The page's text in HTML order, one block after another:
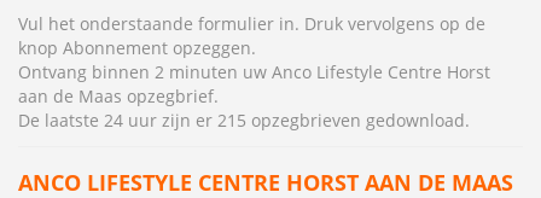
Vul het onderstaande formulier in. Druk vervolgens op de
knop Abonnement opzeggen.
Ontvang binnen 2 minuten uw Anco Lifestyle Centre Horst
aan de Maas opzegbrief.
De laatste 24 uur zijn er 215 opzegbrieven gedownload.
ANCO LIFESTYLE CENTRE HORST AAN DE MAAS